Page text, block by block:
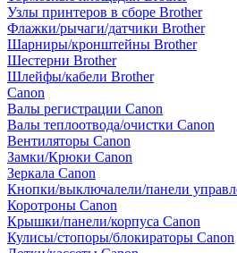
Узлы принтеров в сборе Brother
Флажки/рычаги/датчики Brother
Шарниры/кронштейны Brother
Шестерни Brother
Шлейфы/кабели Brother
Canon
Валы регистрации Canon
Валы теплоотвода/очистки Canon
Вентиляторы Canon
Замки/Крюки Canon
Зеркала Canon
Кнопки/выключалели/панели
Коротроны Canon
Крышки/панели/корпуса Canon
Кулисы/стопоры/блокираторы Canon